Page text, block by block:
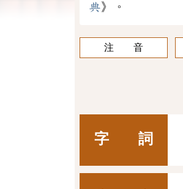
典》。
注 音
字 詞